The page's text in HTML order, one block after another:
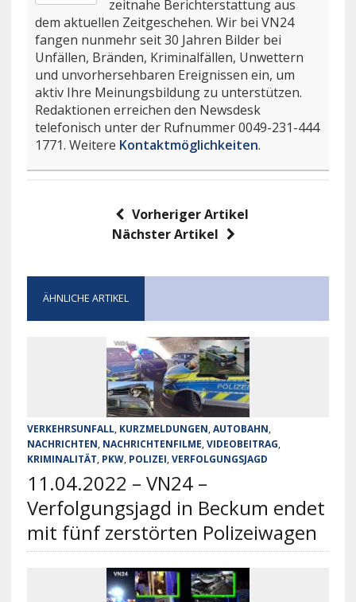
zeitnahe Berichterstattung aus
dem aktuellen Zeitgeschehen. Wir bei VN24
fangen nunmehr seit 30 Jahren Bilder bei
Unfällen, Bränden, Kriminalfällen, Unwettern
und unvorhersehbaren Ereignissen ein, um
aktiv Ihre Meinungsbildung zu unterstützen.
Redaktionen erreichen den Newsdesk
telefonisch unter der Rufnummer 0049-231-444
1771. Weitere Kontaktmöglichkeiten.
Vorheriger Artikel
Nächster Artikel
ÄHNLICHE ARTIKEL
VERKEHRSUNFALL, KURZMELDUNGEN,AUTOBAHN,
NACHRICHTEN, NACHRICHTENFILME,VIDEOBEITRAG,
KRIMINALITÄT, PKW, POLIZEI,VERFOLGUNGSJAGD
11.04.2022 – VN24 –
Verfolgungsjagd in Beckum endet
mit fünf zerstörten Polizeiwagen